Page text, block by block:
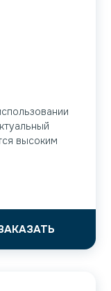
высоким